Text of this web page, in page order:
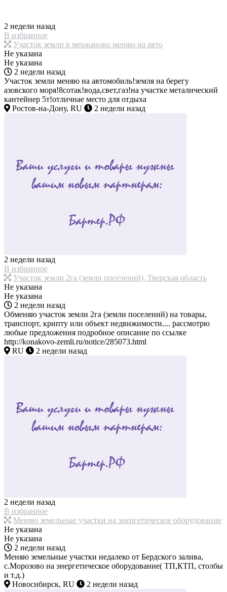
2 недели назад
В избранное
Участок земли в мержаново меняю на авто
Не указана
Не указана
2 недели назад
Участок земли меняю на автомобиль!земля на берегу
азовского моря!8сотак!вода,свет,газ!на участке металический
кантейнер 5т!отличнае место для отдыха
Ростов-на-Дону, RU
2 недели назад
2 недели назад
В избранное
Участок земли 2га (земли поселений), Тверская область
Не указана
Не указана
2 недели назад
Обменяю участок земли 2га (земли поселений) на товары,
транспорт, крипту или объект недвижимости.... рассмотрю
любые предложения подробное описание по ссылке
http://konakovo-zemli.ru/notice/285073.html
RU
2 недели назад
2 недели назад
В избранное
Меняю земельные участки на энергетическое оборудование
Не указана
Не указана
2 недели назад
Меняю земельные участки недалеко от Бердского залива,
с.Морозово на энергетическое оборудование( ТП,КТП, столбы
и т.д.)
Новосибирск, RU
2 недели назад